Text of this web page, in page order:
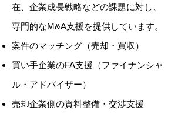
在、企業成長戦略などの課題に対し、
専門的なM&A支援を提供しています。
案件のマッチング（売却・買収）
買い手企業のFA支援（ファイナンシャ
ル・アドバイザー）
売却企業側の資料整備・交渉支援